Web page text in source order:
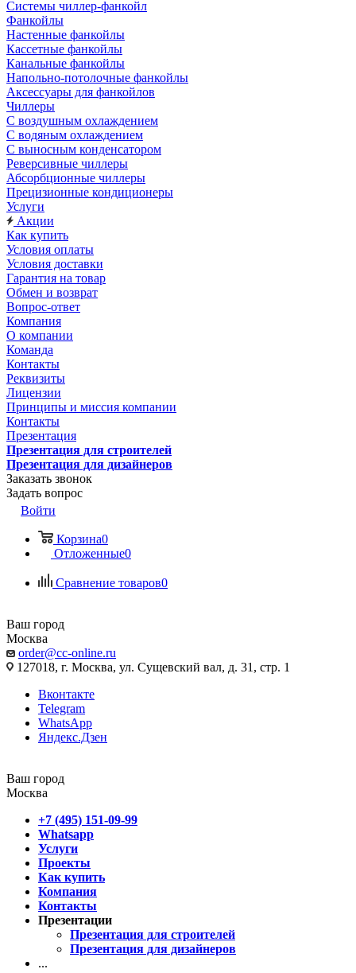
Системы чиллер-фанкойл
Фанкойлы
Настенные фанкойлы
Кассетные фанкойлы
Канальные фанкойлы
Напольно-потолочные фанкойлы
Аксессуары для фанкойлов
Чиллеры
С воздушным охлаждением
С водяным охлаждением
С выносным конденсатором
Реверсивные чиллеры
Абсорбционные чиллеры
Прецизионные кондиционеры
Услуги
Акции
Как купить
Условия оплаты
Условия доставки
Гарантия на товар
Обмен и возврат
Вопрос-ответ
Компания
О компании
Команда
Контакты
Реквизиты
Лицензии
Принципы и миссия компании
Контакты
Презентация
Презентация для строителей
Презентация для дизайнеров
Заказать звонок
Задать вопрос
Войти
Корзина0
Отложенные0
Сравнение товаров0
Ваш город
Москва
order@cc-online.ru
127018, г. Москва, ул. Сущевский вал, д. 31, стр. 1
Вконтакте
Telegram
WhatsApp
Яндекс.Дзен
Ваш город
Москва
+7 (495) 151-09-99
Whatsapp
Услуги
Проекты
Как купить
Компания
Контакты
Презентации
Презентация для строителей
Презентация для дизайнеров
...